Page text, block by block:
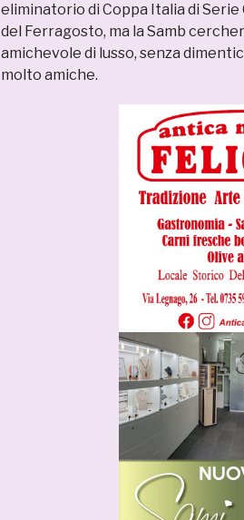
eliminatorio di Coppa Italia di
del Ferragosto, ma la Samb
amichevole di lusso, senza
molto amiche.